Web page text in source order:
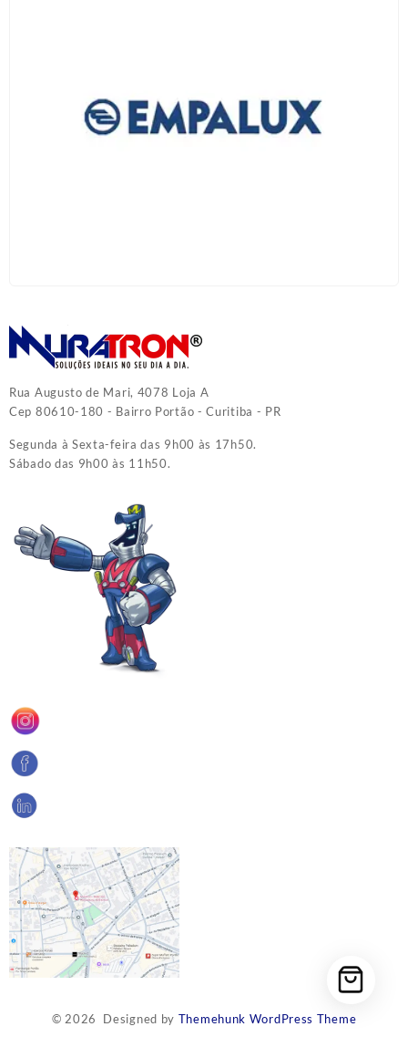
Rua Augusto de Mari, 4078 Loja A
Cep 80610-180 - Bairro Portão - Curitiba - PR
Segunda à Sexta-feira das 9h00 às 17h50.
Sábado das 9h00 às 11h50.
© 2026 Designed by Themehunk WordPress Theme